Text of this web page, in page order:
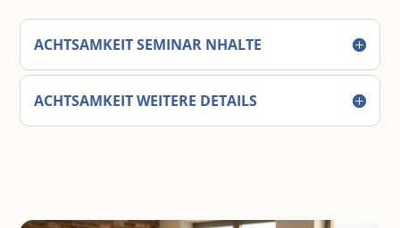
ACHTSAMKEIT SEMINAR NHALTE
ACHTSAMKEIT WEITERE DETAILS